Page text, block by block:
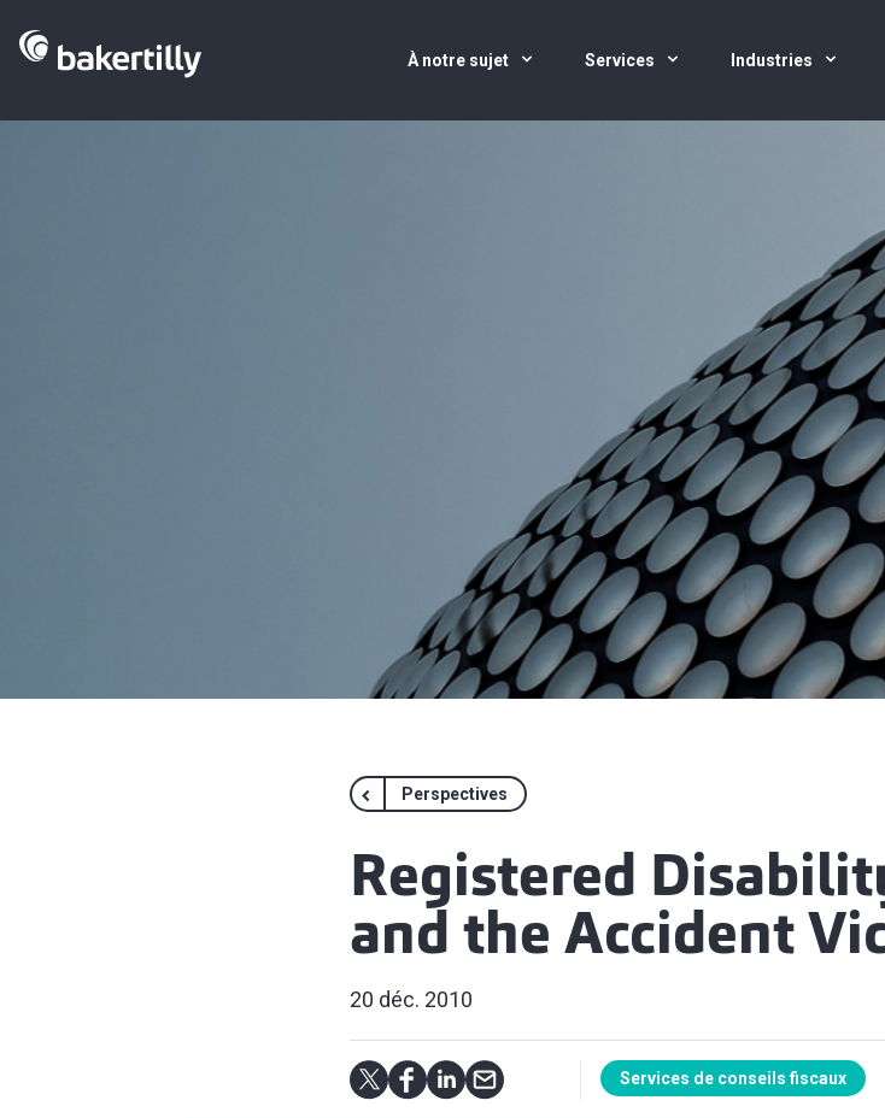
À notre sujet Services Industries
Perspectives
Registered
and the Accident
20 déc. 2010
Services de conseils fiscaux